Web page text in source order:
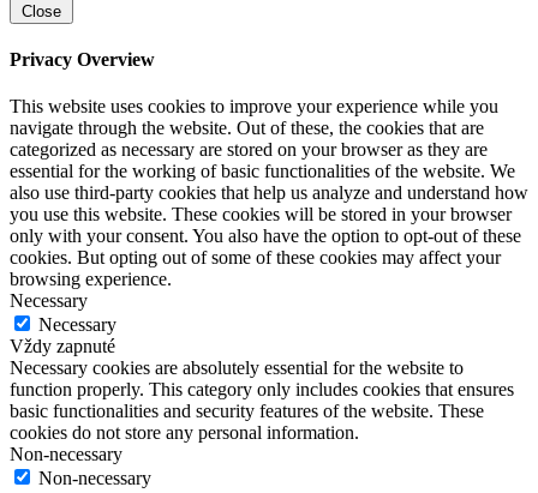
Close
Privacy Overview
This website uses cookies to improve your experience while you
navigate through the website. Out of these, the cookies that are
categorized as necessary are stored on your browser as they are
essential for the working of basic functionalities of the website. We
also use third-party cookies that help us analyze and understand how
you use this website. These cookies will be stored in your browser
only with your consent. You also have the option to opt-out of these
cookies. But opting out of some of these cookies may affect your
browsing experience.
Necessary
Necessary
Vždy zapnuté
Necessary cookies are absolutely essential for the website to
function properly. This category only includes cookies that ensures
basic functionalities and security features of the website. These
cookies do not store any personal information.
Non-necessary
Non-necessary